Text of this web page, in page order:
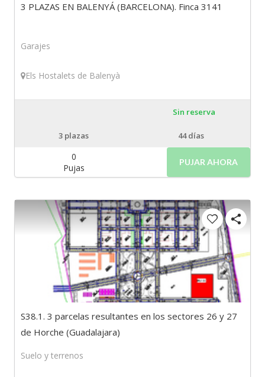
3 PLAZAS EN BALENYÁ (BARCELONA). Finca 3141
Garajes
Els Hostalets de Balenyà
Sin reserva
3 plazas 44 días
0
Pujas
PUJAR AHORA
S38.1. 3 parcelas resultantes en los sectores 26 y 27
de Horche (Guadalajara)
Suelo y terrenos